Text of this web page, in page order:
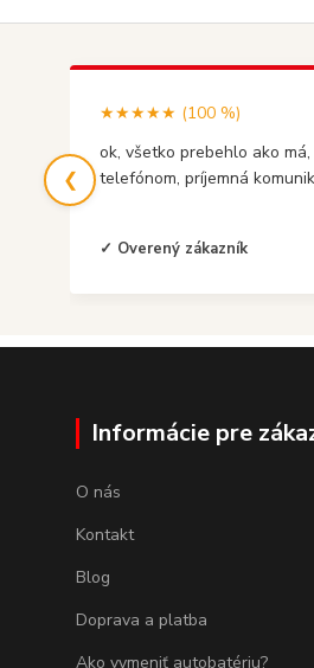
❮
★★★★★ (100 %)
ok, všetko prebehlo ako
telefónom, príjemná
✓ Overený zákazník
Informácie pre
O nás
Kontakt
Blog
Doprava a platba
Ako vymeniť autobatériu?